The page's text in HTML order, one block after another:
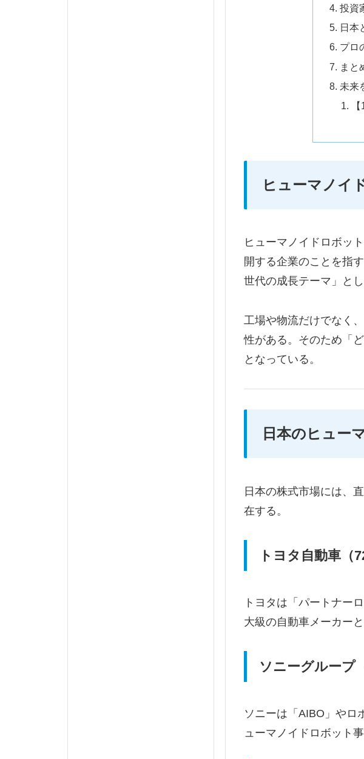
投資
日本
プロ
まと
未来
ヒューマノイ
ヒューマノイドロボッ
開する企業のことを指
世代の成長テーマ」と
工場や物流だけでなく
性がある。そのため「
となっている。
日本のヒュー
日本の株式市場には、
在する。
トヨタ自動車（
トヨタは「パートナー
大級の自動車メーカー
ソニーグループ
ソニーは「AIBO」やロ
ューマノイドロボット